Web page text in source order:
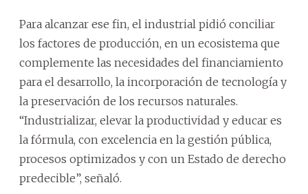
Para alcanzar ese fin, el industrial pidió conciliar
los factores de producción, en un ecosistema que
complemente las necesidades del financiamiento
para el desarrollo, la incorporación de tecnología y
la preservación de los recursos naturales.
“Industrializar, elevar la productividad y educar es
la fórmula, con excelencia en la gestión pública,
procesos optimizados y con un Estado de derecho
predecible”, señaló.